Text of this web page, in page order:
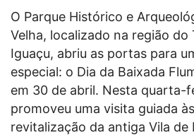
O Parque Histórico e
Velha, localizado na região do
Iguaçu, abriu as portas para
especial: o Dia da Baixada
em 30 de abril. Nesta quarta-
promoveu uma visita guiada
revitalização da antiga Vila de